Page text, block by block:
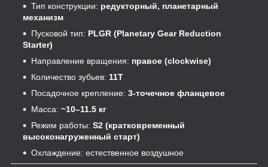
Тип конструкции: редукторный, планетарный
механизм
Пусковой тип: PLGR (Planetary Gear Reduction
Starter)
Направление вращения: правое (clockwise)
Количество зубьев: 11T
Посадочное крепление: 3-точечное фланцевое
Масса: ~10–11.5 кг
Режим работы: S2 (кратковременный
высоконагруженный старт)
Охлаждение: естественное воздушное